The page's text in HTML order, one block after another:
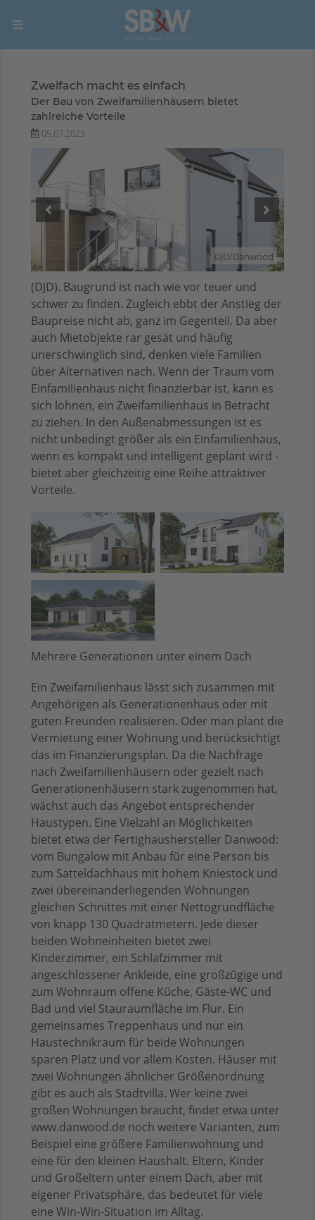
Zweifach macht es einfach
Der Bau von Zweifamilienhäusern bietet
zahlreiche Vorteile
05.07.2023
DJD/Danwood
(DJD). Baugrund ist nach wie vor teuer und
schwer zu finden. Zugleich ebbt der Anstieg der
Baupreise nicht ab, ganz im Gegenteil. Da aber
auch Mietobjekte rar gesät und häufig
unerschwinglich sind, denken viele Familien
über Alternativen nach. Wenn der Traum vom
Einfamilienhaus nicht finanzierbar ist, kann es
sich lohnen, ein Zweifamilienhaus in Betracht
zu ziehen. In den Außenabmessungen ist es
nicht unbedingt größer als ein Einfamilienhaus,
wenn es kompakt und intelligent geplant wird -
bietet aber gleichzeitig eine Reihe attraktiver
Vorteile.
Mehrere Generationen unter einem Dach
Ein Zweifamilienhaus lässt sich zusammen mit
Angehörigen als Generationenhaus oder mit
guten Freunden realisieren. Oder man plant die
Vermietung einer Wohnung und berücksichtigt
das im Finanzierungsplan. Da die Nachfrage
nach Zweifamilienhäusern oder gezielt nach
Generationenhäusern stark zugenommen hat,
wächst auch das Angebot entsprechender
Haustypen. Eine Vielzahl an Möglichkeiten
bietet etwa der Fertighaushersteller Danwood:
vom Bungalow mit Anbau für eine Person bis
zum Satteldachhaus mit hohem Kniestock und
zwei übereinanderliegenden Wohnungen
gleichen Schnittes mit einer Nettogrundfläche
von knapp 130 Quadratmetern. Jede dieser
beiden Wohneinheiten bietet zwei
Kinderzimmer, ein Schlafzimmer mit
angeschlossener Ankleide, eine großzügige und
zum Wohnraum offene Küche, Gäste-WC und
Bad und viel Stauraumfläche im Flur. Ein
gemeinsames Treppenhaus und nur ein
Haustechnikraum für beide Wohnungen
sparen Platz und vor allem Kosten. Häuser mit
zwei Wohnungen ähnlicher Größenordnung
gibt es auch als Stadtvilla. Wer keine zwei
großen Wohnungen braucht, findet etwa unter
www.danwood.de noch weitere Varianten, zum
Beispiel eine größere Familienwohnung und
eine für den kleinen Haushalt. Eltern, Kinder
und Großeltern unter einem Dach, aber mit
eigener Privatsphäre, das bedeutet für viele
eine Win-Win-Situation im Alltag.